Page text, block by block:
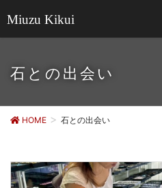
Miuzu Kikui
石との出会い
HOME 石との出会い